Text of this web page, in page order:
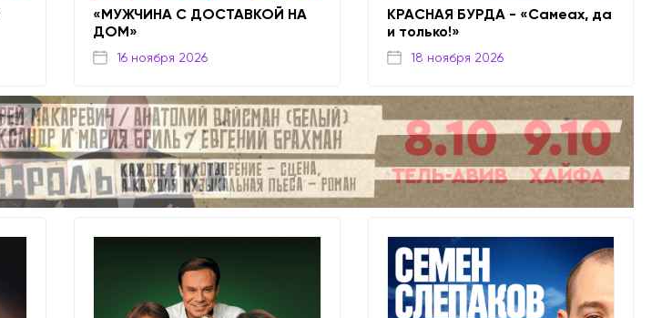
«МУЖЧИНА С ДОСТАВКОЙ НА
ДОМ»
16 ноября 2026
КРАСНАЯ БУРДА - «Самеах, да
и только!»
18 ноября 2026